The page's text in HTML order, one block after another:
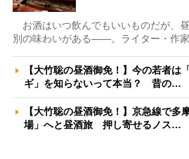
お酒はいつ飲んでもいいものだが、
別の味わいがある――。ライター・作
【大竹聡の昼酒御免！】今の若者は
ギ」を知らないって本当？ 昔の…
【大竹聡の昼酒御免！】京急線で多
場」へと昼酒旅 押し寄せるノス…